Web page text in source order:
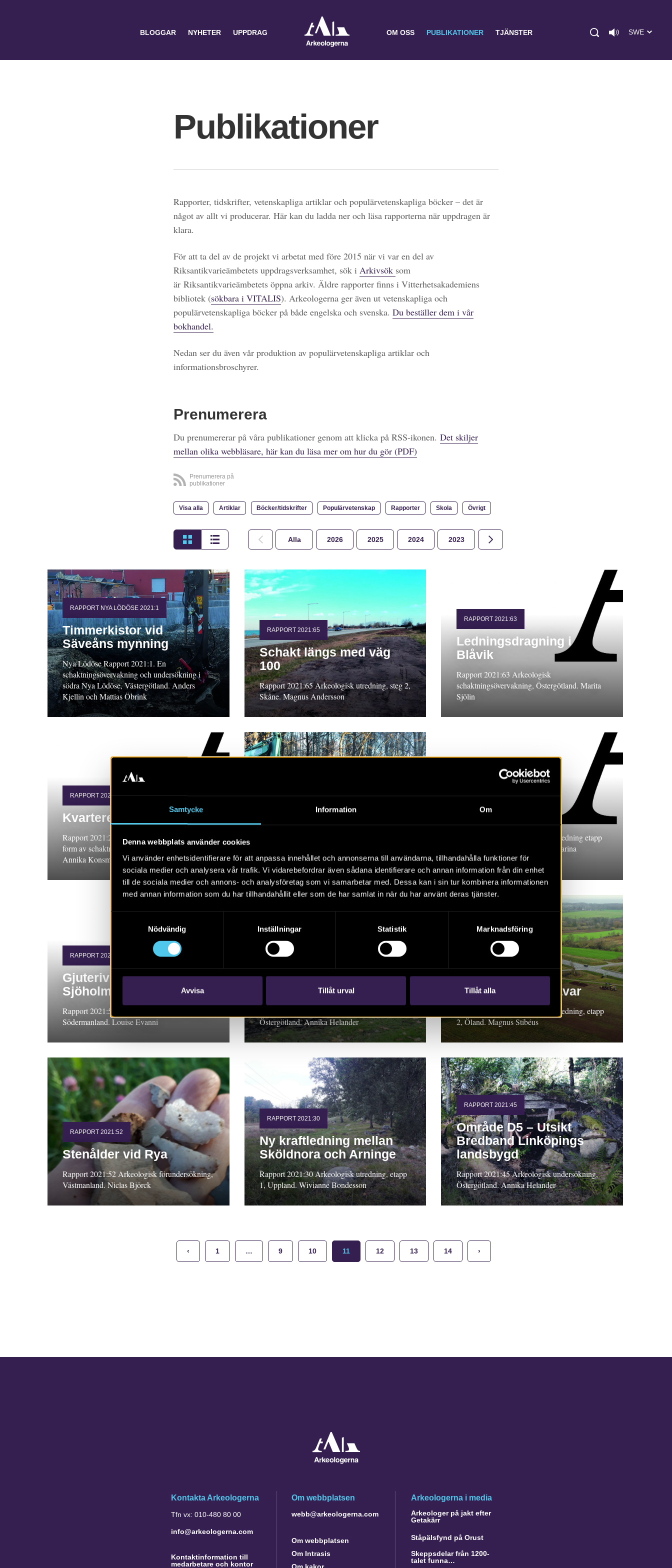
Samtycke Information Om
Denna webbplats använder cookies
Vi använder enhetsidentifierare för att anpassa innehållet och annonserna till användarna, tillhandahålla funktioner för
sociala medier och analysera vår trafik. Vi vidarebefordrar även sådana identifierare och annan information från din enhet
till de sociala medier och annons- och analysföretag som vi samarbetar med. Dessa kan i sin tur kombinera informationen
med annan information som du har tillhandahållit eller som de har samlat in när du har använt deras tjänster.
Nödvändig
Inställningar Statistik Marknadsföring
Avvisa Tillåt urval Tillåt alla
BLOGGAR NYHETER UPPDRAG OM OSS PUBLIKATIONER TJÄNSTER SWE
Publikationer
Rapporter, tidskrifter, vetenskapliga artiklar och populärvetenskapliga böcker – det är
något av allt vi producerar. Här kan du ladda ner och läsa rapporterna när uppdragen är
klara.
För att ta del av de projekt vi arbetat med före 2015 när vi var en del av
Riksantikvarieämbetets uppdragsverksamhet, sök i Arkivsök som
är Riksantikvarieämbetets öppna arkiv. Äldre rapporter finns i Vitterhetsakademiens
bibliotek (sökbara i VITALIS). Arkeologerna ger även ut vetenskapliga och
populärvetenskapliga böcker på både engelska och svenska. Du beställer dem i vår
bokhandel.
Nedan ser du även vår produktion av populärvetenskapliga artiklar och
informationsbroschyrer.
Prenumerera
Du prenumererar på våra publikationer genom att klicka på RSS-ikonen. Det skiljer
mellan olika webbläsare, här kan du läsa mer om hur du gör (PDF)
Prenumerera på
publikationer
Visa alla Artiklar Böcker/tidskrifter Populärvetenskap Rapporter Skola Övrigt
Alla 2026 2025 2024 2023 2022
RAPPORT NYA LÖDÖSE 2021:1
Timmerkistor vid
Säveåns mynning
Nya Lödöse Rapport 2021:1. En
schaktningsövervakning och undersökning i
södra Nya Lödöse, Västergötland. Anders
Kjellin och Mattias Öbrink
RAPPORT 2021:65
Schakt längs med väg
100
Rapport 2021:65 Arkeologisk utredning, steg 2,
Skåne. Magnus Andersson
RAPPORT 2021:63
Ledningsdragning i
Blåvik
Rapport 2021:63 Arkeologisk
schaktningsövervakning, Östergötland. Marita
Sjölin
RAPPORT 2021:23
Kvarteret Doppingen
Rapport 2021:23 Arkeologisk undersökning i
form av schaktningsövervakning, Östergötland.
Annika Konsmar
På Stallbackas utmark
Connelid
Elväg utmed E20
Rapport 2021:25 Arkeologisk utredning etapp
1, Närke. Louise Evanni och Katarina
Appelgren
RAPPORT 2021:51
Gjuteriverksamhet vid
Sjöholm
Rapport 2021:51 Arkeologisk förundersökning,
Södermanland. Louise Evanni
RAPPORT 2021:48
Giggen – ett gravfält från
järnåldern
Östergötland. Annika Helander
Boplatser och gravar
Rapport 2021:17 Arkeologisk utredning, etapp
2, Öland. Magnus Stibéus
RAPPORT 2021:52
Stenålder vid Rya
Rapport 2021:52 Arkeologisk förundersökning,
Västmanland. Niclas Björck
RAPPORT 2021:30
Ny kraftledning mellan
Sköldnora och Arninge
Rapport 2021:30 Arkeologisk utredning, etapp
1, Uppland. Wivianne Bondesson
RAPPORT 2021:45
Område D5 – Utsikt
Bredband Linköpings
landsbygd
Rapport 2021:45 Arkeologisk undersökning,
Östergötland. Annika Helander
‹ 1 … 9 10 11 12 13 14 ›
Kontakta Arkeologerna
Tfn vx: 010-480 80 00
info@arkeologerna.com
Kontaktinformation till
medarbetare och kontor
Om webbplatsen
webb@arkeologerna.com
Om webbplatsen
Om Intrasis
Arkeologerna i media
Arkeologer på jakt efter
Getakärr
Ståpälsfynd på Orust
Skeppsdelar från 1200-
talet funna…